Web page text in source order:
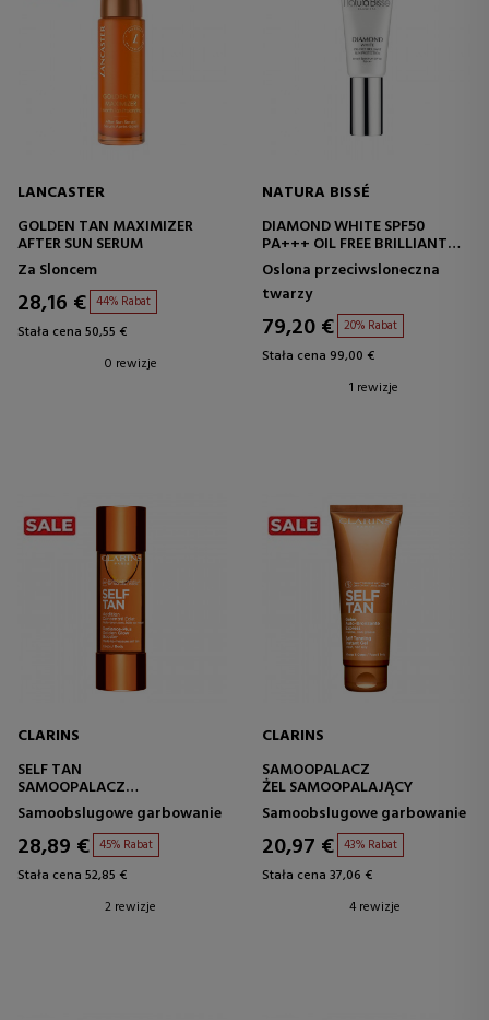
LANCASTER
GOLDEN TAN MAXIMIZER
AFTER SUN SERUM
Za Sloncem
28,16 € 44% Rabat
Stała cena 50,55 €
0 rewizje
NATURA BISSÉ
DIAMOND WHITE SPF50
PA+++ OIL FREE BRILLIANT
SUN
Oslona przeciwsloneczna
twarzy
79,20 € 20% Rabat
Stała cena 99,00 €
1 rewizje
CLARINS
SELF TAN
SAMOOPALACZ
WZMACNIAJĄCY OPALENIZNĘ
DO CIAŁA
Samoobslugowe garbowanie
28,89 € 45% Rabat
Stała cena 52,85 €
2 rewizje
CLARINS
SAMOOPALACZ
ŻEL SAMOOPALAJĄCY
Samoobslugowe garbowanie
20,97 € 43% Rabat
Stała cena 37,06 €
4 rewizje